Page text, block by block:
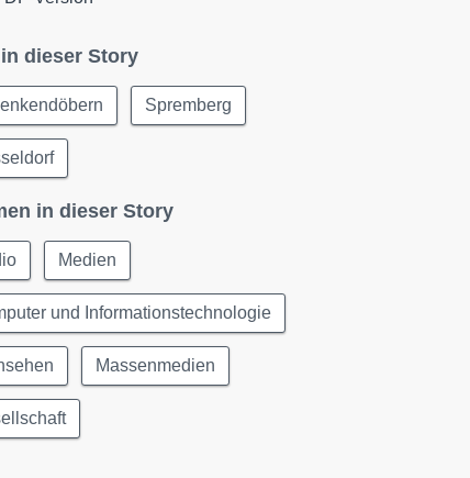
dieser Story
Spremberg
in dieser Story
Medien
und Informationstechnologie
Massenmedien